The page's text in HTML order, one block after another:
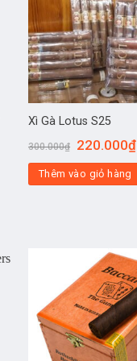
Xì Gà Lotus S25
300.000₫ 220.000₫
Thêm vào giỏ hàng